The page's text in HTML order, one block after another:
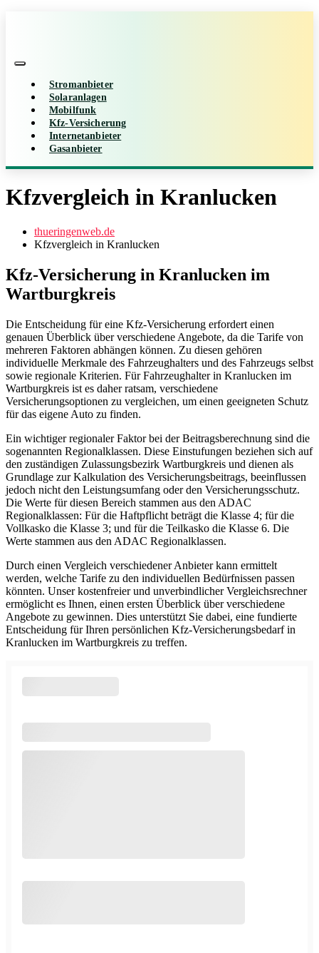
Stromanbieter
Solaranlagen
Mobilfunk
Kfz-Versicherung
Internetanbieter
Gasanbieter
Kfzvergleich in Kranlucken
thueringenweb.de
Kfzvergleich in Kranlucken
Kfz-Versicherung in Kranlucken im
Wartburgkreis
Die Entscheidung für eine Kfz-Versicherung erfordert einen
genauen Überblick über verschiedene Angebote, da die Tarife von
mehreren Faktoren abhängen können. Zu diesen gehören
individuelle Merkmale des Fahrzeughalters und des Fahrzeugs selbst
sowie regionale Kriterien. Für Fahrzeughalter in Kranlucken im
Wartburgkreis ist es daher ratsam, verschiedene
Versicherungsoptionen zu vergleichen, um einen geeigneten Schutz
für das eigene Auto zu finden.
Ein wichtiger regionaler Faktor bei der Beitragsberechnung sind die
sogenannten Regionalklassen. Diese Einstufungen beziehen sich auf
den zuständigen Zulassungsbezirk Wartburgkreis und dienen als
Grundlage zur Kalkulation des Versicherungsbeitrags, beeinflussen
jedoch nicht den Leistungsumfang oder den Versicherungsschutz.
Die Werte für diesen Bereich stammen aus den ADAC
Regionalklassen: Für die Haftpflicht beträgt die Klasse 4; für die
Vollkasko die Klasse 3; und für die Teilkasko die Klasse 6. Die
Werte stammen aus den ADAC Regionalklassen.
Durch einen Vergleich verschiedener Anbieter kann ermittelt
werden, welche Tarife zu den individuellen Bedürfnissen passen
könnten. Unser kostenfreier und unverbindlicher Vergleichsrechner
ermöglicht es Ihnen, einen ersten Überblick über verschiedene
Angebote zu gewinnen. Dies unterstützt Sie dabei, eine fundierte
Entscheidung für Ihren persönlichen Kfz-Versicherungsbedarf in
Kranlucken im Wartburgkreis zu treffen.